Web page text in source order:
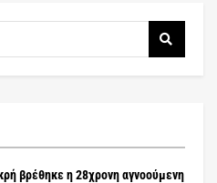
βρέθηκε η 28χρονη αγνοούμενη